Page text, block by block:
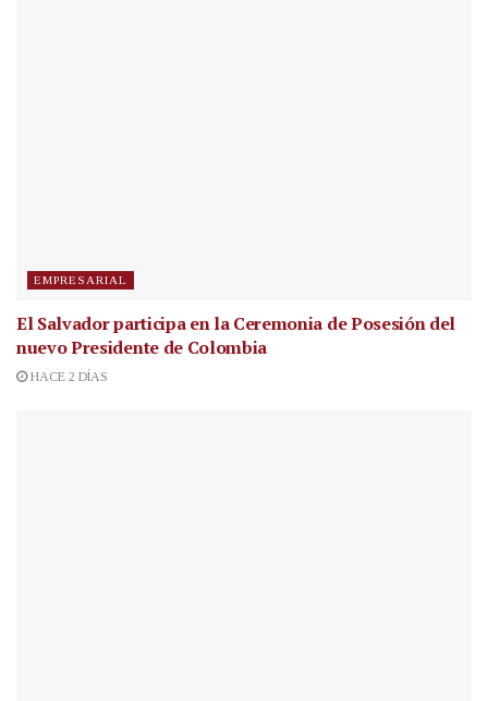
EMPRESARIAL
El Salvador participa en la Ceremonia de Posesión del
nuevo Presidente de Colombia
HACE 2 DÍAS